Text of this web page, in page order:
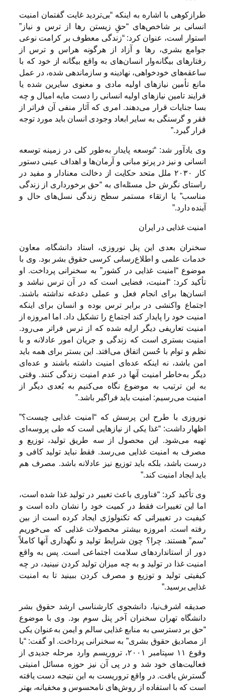
طرازکوهی با اشاره به اینکه “بی‌تردید غایت گفتمان امنیت
انسانی بر شاخص‌های “حقِ زیستن رها از ترس و نیاز”
استوار است، عنوان کرد: “زندگی معطوف بر کرامت نوعی
جوامع بشری، رها و آزاد از هرگونه هراس و ترس از
رفتارهای بیگانه‌وار انسان‌های به واقع بیگانه از خود که با
ساعقه‌های خودخواهی، نهادینه و سازماندهی شده، در عمل
مانع تأمین نیازهای اولیه مادی و معنوی سایرین شده یا
فرایند تامین نیازهای اولیه انسانی را دست مایه امیال و چه
بسا جنایات قرار می‌دهند. امری که آثار منفی آن فراتر از
فقر و گرسنگی به سایر ابعاد وجودی انسان باید مورد توجه
قرار گیرد.”
وی یادآور شد: “توسعه پایدار به‌طور کلی در زمینه توسعه
انسانی و نیز در پرتو مبانی و آرمان‌ها و اهداف عینی دستور
کار ۲۰۳۰ ملل متحد حکایت از دخالت معنادار و مفید در
راستای نگرش حل مسئله‌ای به “حق برخورداری از زندگی
مناسب” یا ارتقاء مستمر سطح زندگی نسل‌های حال و
آینده دارد.”
امنیت غذایی در ایران
سخنران بعدی این پنل نوروزی، استاد دانشگاه، معاون
خدمات علمی و اطلاع‌رسانی کرسی حقوق بشر بود. وی با
موضوع “امنیت غذایی در کشور” به سخنرانی پرداخت. او
تأکید کرد: “امنیت، فضایی است که در آن ترس نباشد و
انسان‌ها برای انجام فعل و عملی دغدغه نداشته باشند.
اجتماع واکنشی در برابر ترس بوده و انسان برای اینکه
امنیت خود را پایدار کند اجتماع را تشکیل داد. اما امروزه از
امنیت تعاریفی دیگر ارایه شده که از ترس فراتر می‌رود.
امنیت بستری است که زندگی و جریان امور عادلانه و با
نظم و توام با حُسن اتفاق می‌افتد. این بستر برای همه باید
امن باشد، نه اینکه عده‌ای امنیت داشته باشند و عده‌ای
دیگر به‌خاطر امنیت آنها در عدم امنیت زندگی کنند. وقتی
به این ترتیب به موضوع نگاه می‌کنیم به بُعدی دیگر از
امنیت می‌رسیم: امنیت باید فراگیر باشد.”
نوروزی با طرح این پرسش که “امنیت غذایی چیست؟”
اظهار داشت: “غذا یکی از نیازهایی است که طی پروسه‌ای
تهیه می‌شود. این محصول از سه طریق تولید، توزیع و
مصرف به امنیت غذایی می‌رسد. فقط نباید تولید کافی و
درست باشد، بلکه باید توزیع نیز عادلانه باشد. مصرف هم
باید ایجاد امنیت کند.”
وی تأکید کرد: “فناوری باعث تغییر در تولید غذا شده است،
اما این تغییرات فقط در کمیت خود را نشان داده است و
کیفیت در تغییراتی که تکنولوژی ایجاد کرده است از بین
رفته است. امروزه بیشتر محصولات غذایی که می‌خوریم
“سم” هستند. چرا؟ چون شرایط تولید و نگهداری آنها کاملاً
دور از استانداردهای سلامت اجتماعی است. پس به واقع
امنیت غذا در تولید و به چه میزان تولید کردن نبینید، در چه
کیفیتی تولید و توزیع و مصرف کردن ببینید تا به امنیت
غذایی برسید.”
صدیقه اشرف‌نیا، دانشجوی کارشناسی ارشد حقوق بشر
دانشگاه تهران سخنران آخر پنل سوم بود. وی با موضوع
“حق بر دسترسی به منابع غذایی سالم و ایمن به‌عنوان یکی
از مصادیق حقوق بشری” به سخنرانی پرداخت. او گفت: “با
وقوع ۱۱ سپتامبر ۲۰۰۱، تروریسم وارد مرحله جدیدی از
فعالیت‌های خود شد و در پی آن نیز حوزه مسائل امنیتی
گسترش یافت. در واقع تروریست به این نتیجه دست یافته
است که با استفاده از روش‌های نامحسوس و مخفیانه، بهتر